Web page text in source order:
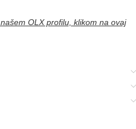
OLX profilu, klikom na ovaj